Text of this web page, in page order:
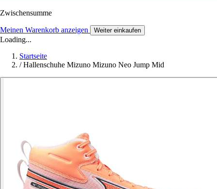
Zwischensumme
Meinen Warenkorb anzeigen Weiter einkaufen
Loading...
Startseite
/ Hallenschuhe Mizuno Mizuno Neo Jump Mid